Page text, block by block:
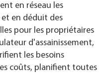
en réseau les
en déduit des
pour les propriétaires
d'assainissement,
les besoins
coûts, planifient toutes